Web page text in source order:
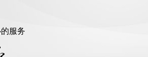
服务